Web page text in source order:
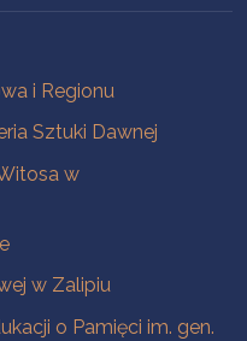
i Regionu
Sztuki Dawnej
w
w Zalipiu
o Pamięci im. gen.